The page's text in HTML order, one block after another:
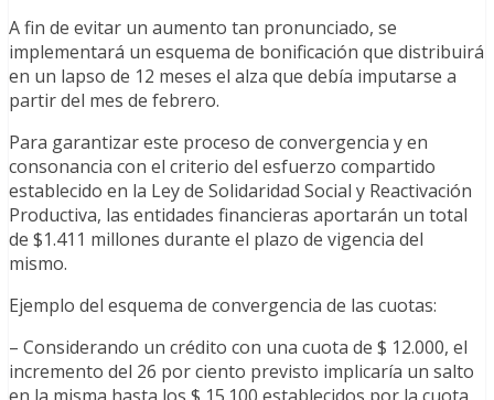
A fin de evitar un aumento tan pronunciado, se
implementará un esquema de bonificación que distribuirá
en un lapso de 12 meses el alza que debía imputarse a
partir del mes de febrero.
Para garantizar este proceso de convergencia y en
consonancia con el criterio del esfuerzo compartido
establecido en la Ley de Solidaridad Social y Reactivación
Productiva, las entidades financieras aportarán un total
de $1.411 millones durante el plazo de vigencia del
mismo.
Ejemplo del esquema de convergencia de las cuotas:
– Considerando un crédito con una cuota de $ 12.000, el
incremento del 26 por ciento previsto implicaría un salto